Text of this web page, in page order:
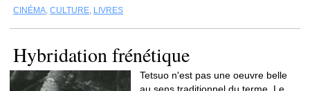
CINÉMA, CULTURE, LIVRES
Hybridation frénétique
Tetsuo n'est pas une oeuvre belle